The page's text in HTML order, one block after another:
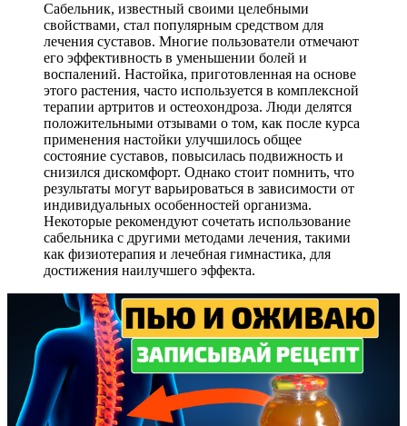
Сабельник, известный своими целебными
свойствами, стал популярным средством для
лечения суставов. Многие пользователи отмечают
его эффективность в уменьшении болей и
воспалений. Настойка, приготовленная на основе
этого растения, часто используется в комплексной
терапии артритов и остеохондроза. Люди делятся
положительными отзывами о том, как после курса
применения настойки улучшилось общее
состояние суставов, повысилась подвижность и
снизился дискомфорт. Однако стоит помнить, что
результаты могут варьироваться в зависимости от
индивидуальных особенностей организма.
Некоторые рекомендуют сочетать использование
сабельника с другими методами лечения, такими
как физиотерапия и лечебная гимнастика, для
достижения наилучшего эффекта.